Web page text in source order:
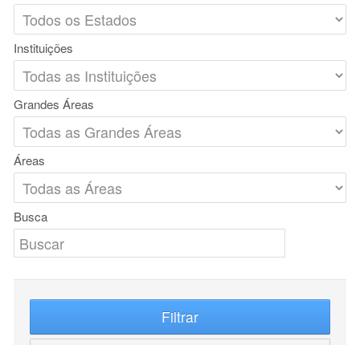
Instituições
Grandes Áreas
Áreas
Busca
Filtrar